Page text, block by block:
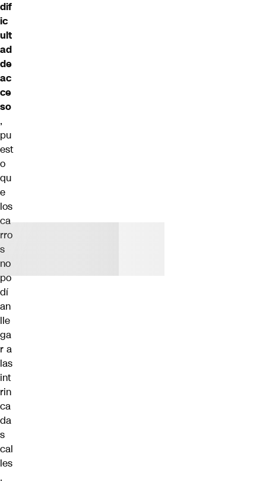
dif
ic
ult
ad
de
ac
ce
so
,
pu
est
o
qu
e
los
ca
rro
s
no
po
dí
an
lle
ga
r a
las
int
rin
ca
da
s
cal
les
.